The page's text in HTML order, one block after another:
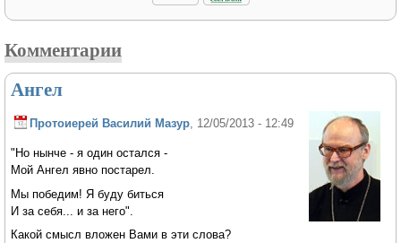
Комментарии
Ангел
Протоиерей Василий Мазур, 12/05/2013 - 12:49
"Но нынче - я один остался -
Мой Ангел явно постарел.
Мы победим! Я буду биться
И за себя... и за него".
Какой смысл вложен Вами в эти слова?